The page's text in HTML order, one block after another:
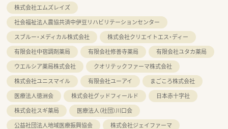
株式会社エムズレイズ
社会福祉法人農協共済中伊豆リハビリテーションセンター
スブルー・メディカル株式会社
株式会社クリエイトエス・ディー
有限会社中宿調剤薬局
有限会社修善寺薬局
有限会社ユタカ薬局
ウエルシア薬局株式会社
クオリテックファーマ株式会社
株式会社ユニスマイル
有限会社ユーアイ
まごころ株式会社
医療法人徳洲会
株式会社グッドフィールド
日本赤十字社
株式会社スギ薬局
医療法人（社団）川口会
公益社団法人地域医療振興協会
株式会社ジェイファーマ